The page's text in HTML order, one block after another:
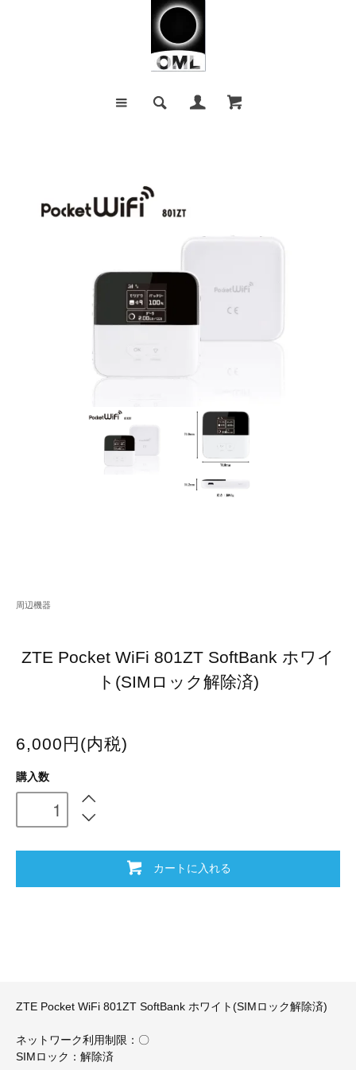
周辺機器
ZTE Pocket WiFi 801ZT SoftBank ホワイ
ト(SIMロック解除済)
6,000円(内税)
購入数
カートに入れる
ZTE Pocket WiFi 801ZT SoftBank ホワイト(SIMロック解除済)
ネットワーク利用制限：〇
SIMロック：解除済